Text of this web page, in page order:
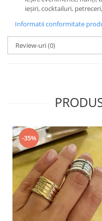
ieșiri, cocktailuri,
Informatii conformitate
Review-uri(0)
-35%